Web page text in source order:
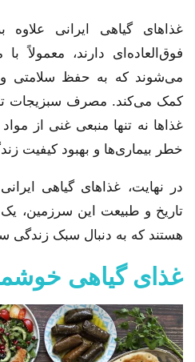
غذاهای گیاهی ایرانی
فوق‌العاده‌ای دارند، معمولاً
می‌شوند که به حفظ سلامتی و
کمک می‌کند. مصرف سبزیجات
غذاها نه تنها منبعی غنی از
خطر بیماری‌ها و بهبود کیفیت
در نهایت، غذاهای گیاهی
تاریخ و طبیعت این سرزمین،
هستند که به دنبال سبک زندگی
غذای گیاهی